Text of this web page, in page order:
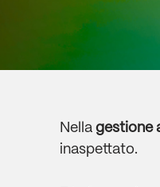
Nella gestione
inaspettato.